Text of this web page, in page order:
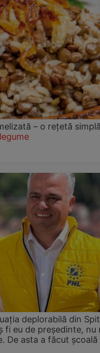
– o rețetă
deplorabilă din
fi eu de președinte, nu
De asta a făcut școală